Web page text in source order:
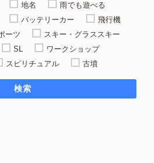
地名
雨でも遊べる
バッテリーカー
飛行機
ーツ
スキー・グラススキー
SL
ワークショップ
スピリチュアル 古墳
検索